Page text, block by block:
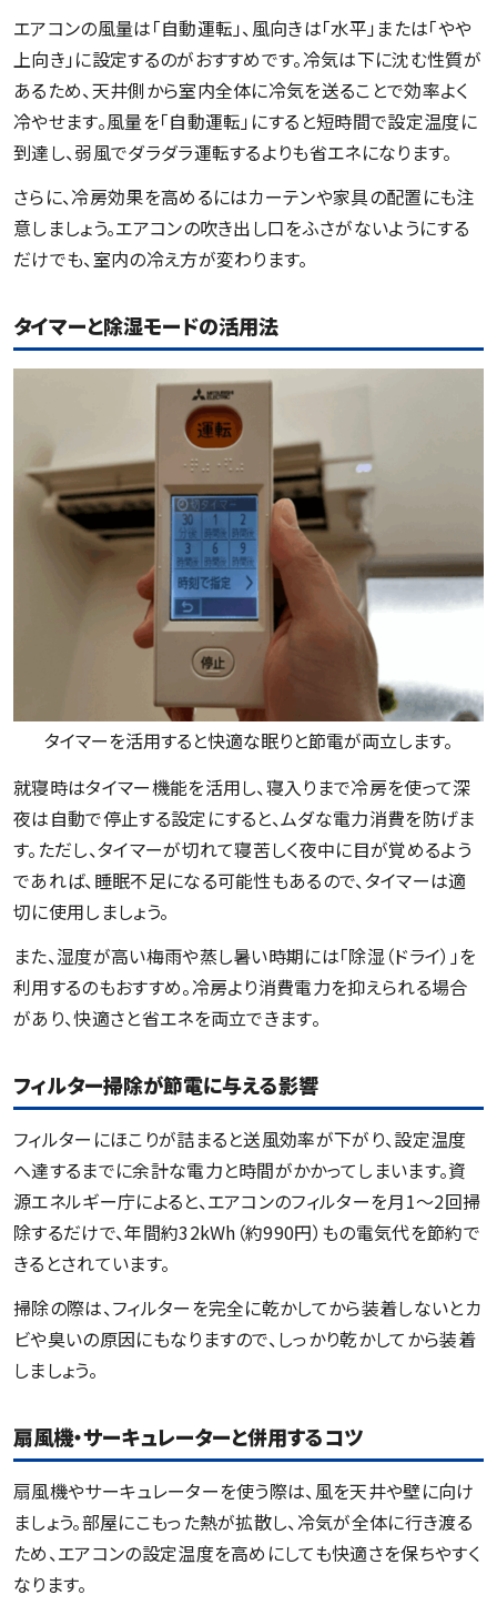
エアコンの風量は「自動運転」、風向きは「水平」または「やや
上向き」に設定するのがおすすめです。冷気は下に沈む性質が
あるため、天井側から室内全体に冷気を送ることで効率よく
冷やせます。風量を「自動運転」にすると短時間で設定温度に
到達し、弱風でダラダラ運転するよりも省エネになります。
さらに、冷房効果を高めるにはカーテンや家具の配置にも注
意しましょう。エアコンの吹き出し口をふさがないようにする
だけでも、室内の冷え方が変わります。
タイマーと除湿モードの活用法
タイマーを活用すると快適な眠りと節電が両立します。
就寝時はタイマー機能を活用し、寝入りまで冷房を使って深
夜は自動で停止する設定にすると、ムダな電力消費を防げま
す。ただし、タイマーが切れて寝苦しく夜中に目が覚めるよう
であれば、睡眠不足になる可能性もあるので、タイマーは適
切に使用しましょう。
また、湿度が高い梅雨や蒸し暑い時期には「除湿（ドライ）」を
利用するのもおすすめ。冷房より消費電力を抑えられる場合
があり、快適さと省エネを両立できます。
フィルター掃除が節電に与える影響
フィルターにほこりが詰まると送風効率が下がり、設定温度
へ達するまでに余計な電力と時間がかかってしまいます。資
源エネルギー庁によると、エアコンのフィルターを月1〜2回掃
除するだけで、年間約32kWh（約990円）もの電気代を節約で
きるとされています。
掃除の際は、フィルターを完全に乾かしてから装着しないとカ
ビや臭いの原因にもなりますので、しっかり乾かしてから装着
しましょう。
扇風機・サーキュレーターと併用するコツ
扇風機やサーキュレーターを使う際は、風を天井や壁に向け
ましょう。部屋にこもった熱が拡散し、冷気が全体に行き渡る
ため、エアコンの設定温度を高めにしても快適さを保ちやすく
なります。